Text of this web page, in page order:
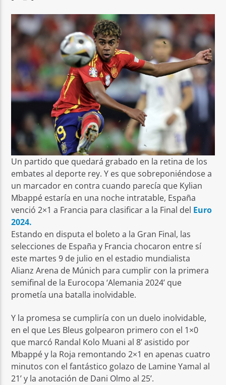
Un partido que quedará grabado en la retina de los
embates al deporte rey. Y es que sobreponiéndose a
un marcador en contra cuando parecía que Kylian
Mbappé estaría en una noche intratable, España
venció 2×1 a Francia para clasificar a la Final del Euro
2024.
Estando en disputa el boleto a la Gran Final, las
selecciones de España y Francia chocaron entre sí
este martes 9 de julio en el estadio mundialista
Alianz Arena de Múnich para cumplir con la primera
semifinal de la Eurocopa ‘Alemania 2024’ que
prometía una batalla inolvidable.
Y la promesa se cumpliría con un duelo inolvidable,
en el que Les Bleus golpearon primero con el 1×0
que marcó Randal Kolo Muani al 8’ asistido por
Mbappé y la Roja remontando 2×1 en apenas cuatro
minutos con el fantástico golazo de Lamine Yamal al
21’ y la anotación de Dani Olmo al 25’.